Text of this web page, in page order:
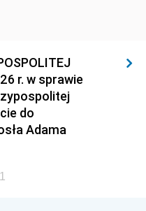
r. w sprawie
do
Adama